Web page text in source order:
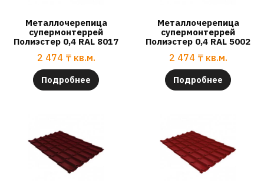
Металлочерепица
супермонтеррей
Полиэстер 0,4 RAL 8017
2 474 ₸ кв.м.
Подробнее
Металлочерепица
супермонтеррей
Полиэстер 0,4 RAL 5002
2 474 ₸ кв.м.
Подробнее